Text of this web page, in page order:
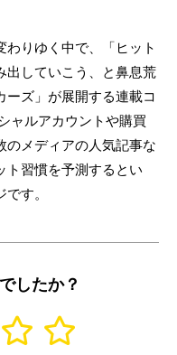
わりゆく中で、「ヒット
出していこう、と鼻息荒
ーズ」が展開する連載コ
ャルアカウントや購買
のメディアの人気記事な
ト習慣を予測するとい
す。
したか？